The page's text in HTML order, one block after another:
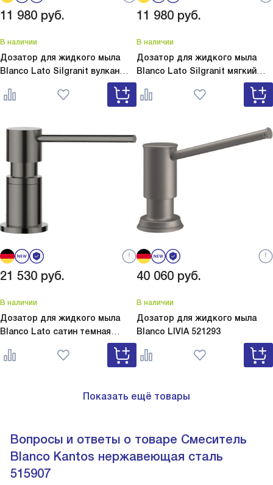
11 980 руб.
В наличии
Дозатор для жидкого мыла
Blanco Lato Silgranit вулкан
Lato Silgranit вулкан
серый 526954
11 980 руб.
В наличии
Дозатор для жидкого мыла
Blanco Lato Silgranit мягкий
Lato Silgranit мягкий
белый 526955
21 530 руб.
В наличии
Дозатор для жидкого мыла
Blanco Lato сатин темная
Lato сатин темная сталь
527743
40 060 руб.
В наличии
Дозатор для жидкого мыла
Blanco LIVIA 521293
Показать ещё товары
Вопросы и ответы о товаре Смеситель
Blanco Kantos нержавеющая сталь
515907